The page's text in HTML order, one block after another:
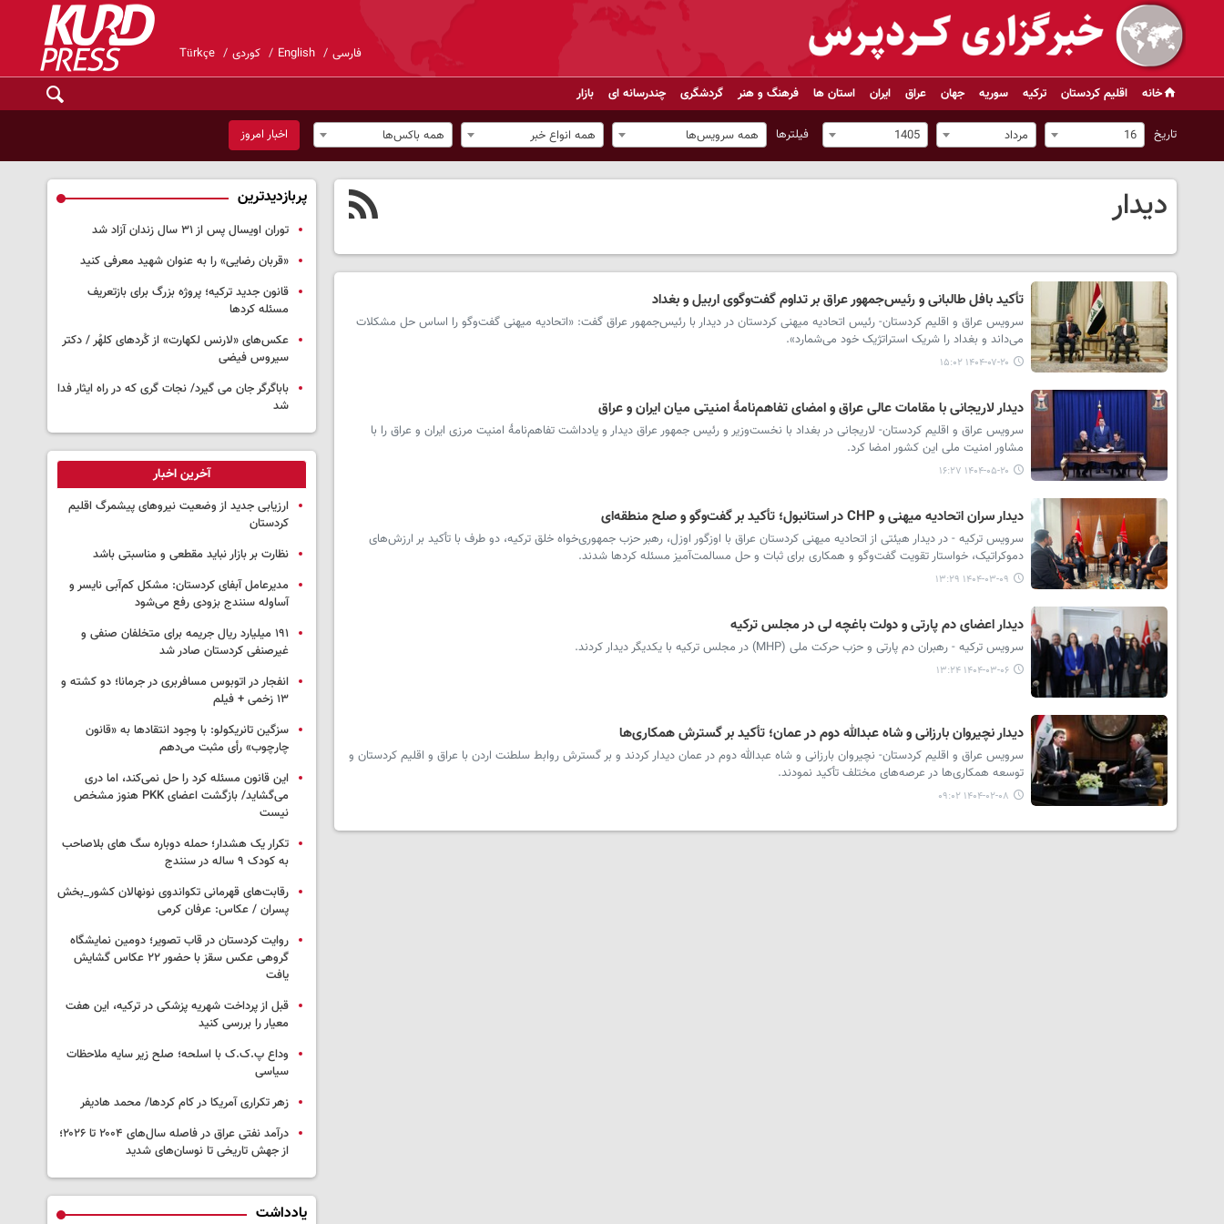
فارسی English کوردی Türkçe
خانه اقلیم کردستان ترکیه سوریه جهان عراق ایران استان ها فرهنگ و هنر گردشگری چندرسانه ای بازار
تاریخ 16 مرداد 1405 فیلترها همه سرویس‌ها همه انواع خبر همه باکس‌ها اخبار امروز
دیدار
تأکید بافل طالبانی و رئیس‌جمهور عراق بر تداوم گفت‌وگوی اربیل و بغداد
سرویس عراق و اقلیم کردستان- رئیس اتحادیه میهنی کردستان در دیدار با رئیس‌جمهور عراق گفت: «اتحادیه میهنی گفت‌وگو را اساس حل مشکلات
می‌داند و بغداد را شریک استراتژیک خود می‌شمارد».
۱۴۰۴-۰۷-۲۰ ۱۵:۰۲
دیدار لاریجانی با مقامات عالی عراق و امضای تفاهم‌نامهٔ امنیتی میان ایران و عراق
سرویس عراق و اقلیم کردستان- لاریجانی در بغداد با نخست‌وزیر و رئیس جمهور عراق دیدار و یادداشت تفاهم‌نامهٔ امنیت مرزی ایران و عراق را با
مشاور امنیت ملی این کشور امضا کرد.
۱۴۰۴-۰۵-۲۰ ۱۶:۲۷
دیدار سران اتحادیه میهنی و CHP در استانبول؛ تأکید بر گفت‌وگو و صلح منطقه‌ای
سرویس ترکیه - در دیدار هیئتی از اتحادیه میهنی کردستان عراق با اوزگور اوزل، رهبر حزب جمهوری‌خواه خلق ترکیه، دو طرف با تأکید بر ارزش‌های
دموکراتیک، خواستار تقویت گفت‌وگو و همکاری برای ثبات و حل مسالمت‌آمیز مسئله کردها شدند.
۱۴۰۴-۰۳-۰۹ ۱۳:۲۹
دیدار اعضای دم پارتی و دولت باغچه لی در مجلس ترکیه
سرویس ترکیه - رهبران دم پارتی و حزب حرکت ملی (MHP) در مجلس ترکیه با یکدیگر دیدار کردند.
۱۴۰۴-۰۳-۰۶ ۱۳:۲۴
دیدار نچیروان بارزانی و شاه عبدالله دوم در عمان؛ تأکید بر گسترش همکاری‌ها
سرویس عراق و اقلیم کردستان- نچیروان بارزانی و شاه عبدالله دوم در عمان دیدار کردند و بر گسترش روابط سلطنت اردن با عراق و اقلیم کردستان و
توسعه همکاری‌ها در عرصه‌های مختلف تأکید نمودند.
۱۴۰۴-۰۲-۰۸ ۰۹:۰۲
پربازدیدترین
توران اویسال پس از ۳۱ سال زندان آزاد شد
«قربان رضایی» را به عنوان شهید معرفی کنید
قانون جدید ترکیه؛ پروژه بزرگ‌ برای بازتعریف
مسئله کردها
عکس‌های «لارنس لکهارت» از کُردهای کلهُر / دکتر
سیروس فیضی
باباگرگر جان می گیرد/ نجات گری که در راه ایثار فدا
شد
آخرین اخبار
ارزیابی جدید از وضعیت نیروهای پیشمرگ اقلیم
کردستان
نظارت بر بازار نباید مقطعی و مناسبتی باشد
مدیرعامل آبفای کردستان: مشکل کم‌آبی نایسر و
آساوله سنندج بزودی رفع می‌شود
۱۹۱ میلیارد ریال جریمه برای متخلفان صنفی و
غیرصنفی کردستان صادر شد
انفجار در اتوبوس مسافربری در جرمانا؛ دو کشته و
۱۳ زخمی + فیلم
سزگین تانریکولو: با وجود انتقادها به «قانون
چارچوب» رأی مثبت می‌دهم
این قانون مسئله کرد را حل نمی‌کند، اما دری
می‌گشاید/ بازگشت اعضای PKK هنوز مشخص
نیست
تکرار یک هشدار؛ حمله دوباره سگ های بلاصاحب
به کودک ۹ ساله در سنندج
رقابت‌های قهرمانی تکواندوی نونهالان کشور_بخش
پسران / عکاس: عرفان کرمی
روایت کردستان در قاب تصویر؛ دومین نمایشگاه
گروهی عکس سقز با حضور ۲۲ عکاس گشایش
یافت
قبل از پرداخت شهریه پزشکی در ترکیه، این هفت
معیار را بررسی کنید
وداع پ.ک.ک با اسلحه؛ صلح زیر سایه ملاحظات
سیاسی
زهر تکراری آمریکا در کام کردها/ محمد هادیفر
درآمد نفتی عراق در فاصله سال‌های ۲۰۰۴ تا ۲۰۲۶؛
از جهش تاریخی تا نوسان‌های شدید
یادداشت